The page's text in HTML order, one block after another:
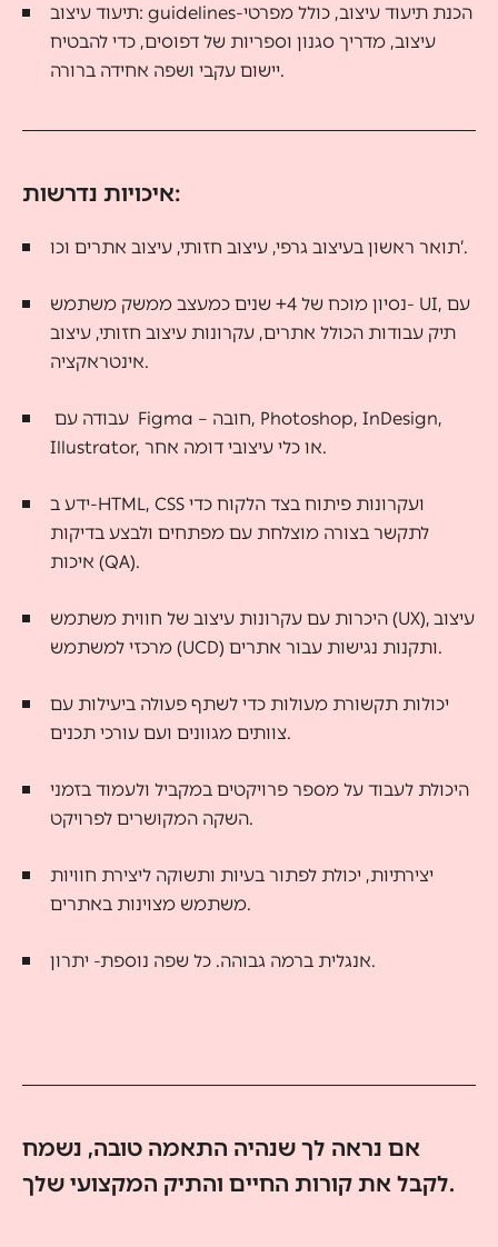
תיעוד עיצוב: guidelines-הכנת תיעוד עיצוב, כולל מפרטי
עיצוב, מדריך סגנון וספריות של דפוסים, כדי להבטיח
יישום עקבי ושפה אחידה ברורה.
איכויות נדרשות:
תואר ראשון בעיצוב גרפי, עיצוב חזותי, עיצוב אתרים וכו’.
נסיון מוכח של 4+ שנים כמעצב ממשק משתמש- UI, עם
תיק עבודות הכולל אתרים, עקרונות עיצוב חזותי, עיצוב
אינטראקציה.
Illustrator, או כלי עיצובי דומה אחר.
ידע ב-HTML, CSS ועקרונות פיתוח בצד הלקוח כדי
לתקשר בצורה מוצלחת עם מפתחים ולבצע בדיקות
איכות (QA).
היכרות עם עקרונות עיצוב של חווית משתמש (UX), עיצוב
מרכזי למשתמש (UCD) ותקנות נגישות עבור אתרים.
יכולות תקשורת מעולות כדי לשתף פעולה ביעילות עם
צוותים מגוונים ועם עורכי תכנים.
היכולת לעבוד על מספר פרויקטים במקביל ולעמוד בזמני
השקה המקושרים לפרויקט.
יצירתיות, יכולת לפתור בעיות ותשוקה ליצירת חוויות
משתמש מצוינות באתרים.
אנגלית ברמה גבוהה. כל שפה נוספת- יתרון.
אם נראה לך שנהיה התאמה טובה, נשמח
לקבל את קורות החיים והתיק המקצועי שלך.